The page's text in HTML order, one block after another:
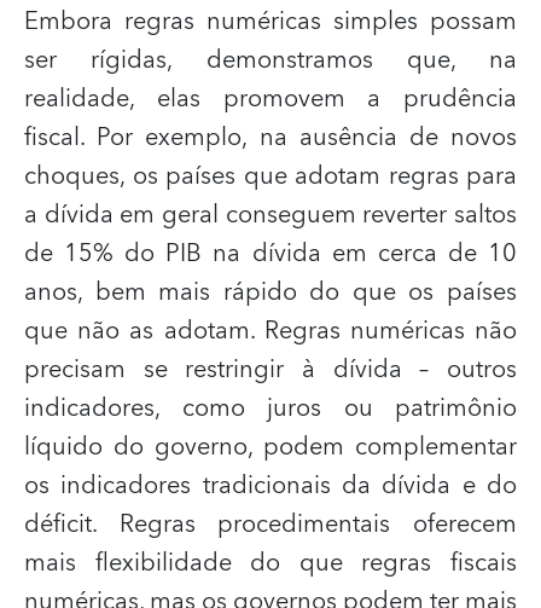
Embora regras numéricas simples possam
ser rígidas, demonstramos que, na
realidade, elas promovem a prudência
fiscal. Por exemplo, na ausência de novos
choques, os países que adotam regras para
a dívida em geral conseguem reverter saltos
de 15% do PIB na dívida em cerca de 10
anos, bem mais rápido do que os países
que não as adotam. Regras numéricas não
precisam se restringir à dívida – outros
indicadores, como juros ou patrimônio
líquido do governo, podem complementar
os indicadores tradicionais da dívida e do
déficit. Regras procedimentais oferecem
mais flexibilidade do que regras fiscais